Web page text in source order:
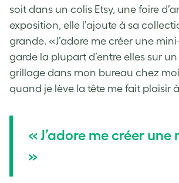
soit dans un colis Etsy, une foire
exposition, elle l’ajoute à sa
grande. «J’adore me créer une
garde la plupart d’entre elles sur
grillage dans mon bureau chez
quand je lève la tête me fait plaisir
« J’adore me créer
»